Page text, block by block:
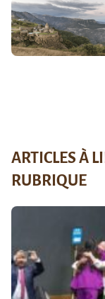
ARTICLES À
RUBRIQUE